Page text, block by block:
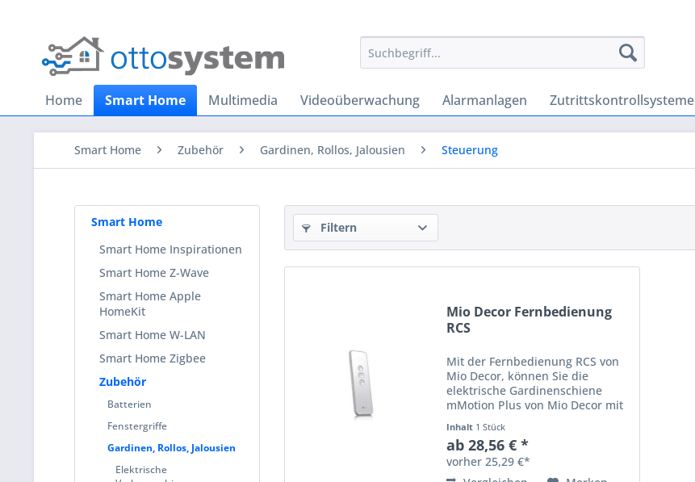
Home Smart Home Multimedia Videoüberwachung Alarmanlagen Zutrittskontrollsysteme
Smart Home Zubehör Gardinen, Rollos, Jalousien Steuerung
Smart Home
Smart Home Inspirationen
Smart Home Z-Wave
Smart Home Apple
HomeKit
Smart Home W-LAN
Smart Home Zigbee
Zubehör
Batterien
Fenstergriffe
Gardinen, Rollos, Jalousien
Elektrische
Filtern
Mio Decor Fernbedienung
RCS
Mit der Fernbedienung RCS von
Mio Decor, können Sie die
elektrische Gardinenschiene
mMotion Plus von Mio Decor mit
1-, 7- oder 16-Kanal
Funkhandsender
Betriebsspannung: 3 V (Batterie
Typ CR 2032) Farbe:...
Inhalt 1 Stück
ab 28,56 € *
vorher 25,29 €*